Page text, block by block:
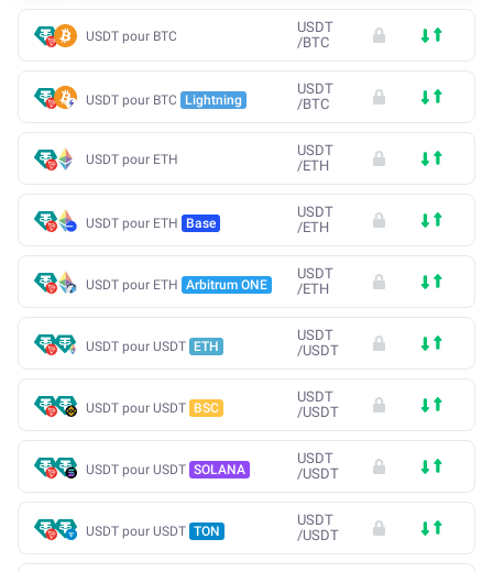
USDT pour BTC
USDT
/BTC
USDT pour BTC Lightning
USDT
/BTC
USDT pour ETH
USDT
/ETH
USDT pour ETH Base
USDT
/ETH
USDT pour ETH Arbitrum ONE
USDT
/ETH
USDT pour USDT ETH
USDT
/USDT
USDT pour USDT BSC
USDT
/USDT
USDT pour USDT SOLANA
USDT
/USDT
USDT pour USDT TON
USDT
/USDT